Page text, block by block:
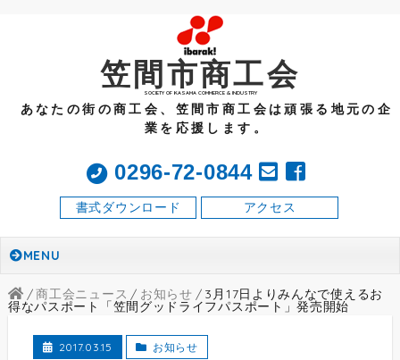
笠間市商工会
SOCIETY OF KASAMA COMMERCE & INDUSTRY
あなたの街の商工会、笠間市商工会は頑張る地元の企
業を応援します。
0296-72-0844
アクセス
書式ダウンロード
MENU
商工会ニュース お知らせ 3月17日よりみんなで使えるお
得なパスポート「笠間グッドライフパスポート」発売開始
2017.03.15 お知らせ